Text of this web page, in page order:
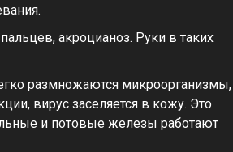
акроцианоз. Руки в таких
размножаются микроорганизмы,
вирус заселяется в кожу. Это
и потовые железы работают